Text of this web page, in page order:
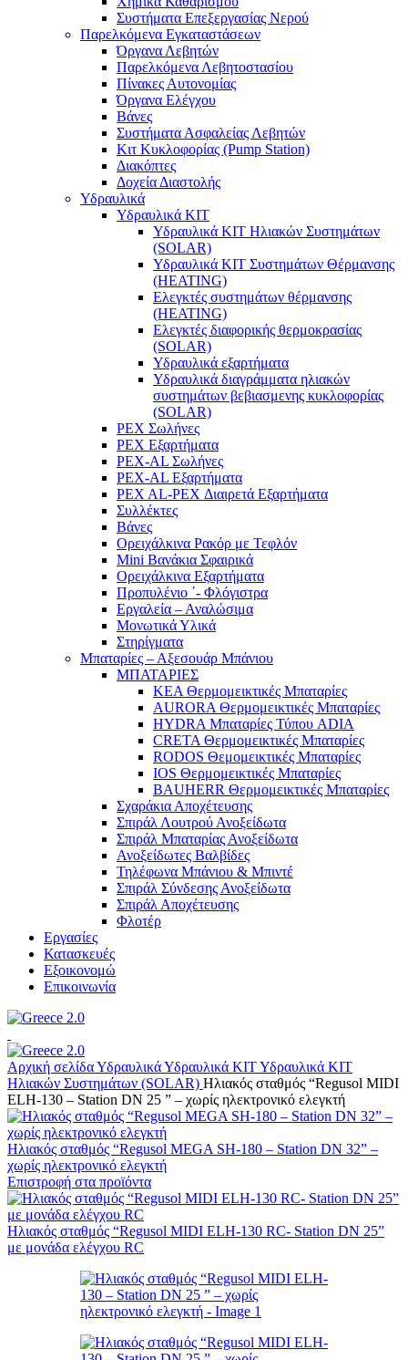
Συστήματα Επεξεργασίας Νερού
Παρελκόμενα Εγκαταστάσεων
Όργανα Λεβητών
Παρελκόμενα Λεβητοστασίου
Πίνακες Αυτονομίας
Όργανα Ελέγχου
Βάνες
Συστήματα Ασφαλείας Λεβητών
Κιτ Κυκλοφορίας (Pump Station)
Διακόπτες
Δοχεία Διαστολής
Υδραυλικά
Υδραυλικά ΚΙΤ
Υδραυλικά ΚΙΤ Ηλιακών Συστημάτων
(SOLAR)
Υδραυλικά ΚΙΤ Συστημάτων Θέρμανσης
(HEATING)
Ελεγκτές συστημάτων θέρμανσης
(ΗΕΑΤING)
Ελεγκτές διαφορικής θερμοκρασίας
(SOLAR)
Υδραυλικά εξαρτήματα
Υδραυλικά διαγράμματα ηλιακών
συστημάτων βεβιασμενης κυκλοφορίας
(SOLAR)
PEX Σωλήνες
PEX Εξαρτήματα
PEX-AL Σωλήνες
PEX-AL Εξαρτήματα
PEX AL-PEX Διαιρετά Εξαρτήματα
Συλλέκτες
Βάνες
Ορειχάλκινα Ρακόρ με Τεφλόν
Mini Βανάκια Σφαιρικά
Ορειχάλκινα Εξαρτήματα
Προπυλένιο ΄- Φλόγιστρα
Εργαλεία – Αναλώσιμα
Μονωτικά Υλικά
Στηρίγματα
Μπαταρίες – Αξεσουάρ Μπάνιου
ΜΠΑΤΑΡΙΕΣ
KEA Θερμομεικτικές Μπαταρίες
AURORA Θερμομεικτικές Μπαταρίες
HYDRA Μπαταρίες Τύπου ADIA
CRETA Θερμομεικτικές Μπαταρίες
RODOS Θεμομεικτικές Μπαταρίες
IOS Θερμομεικτικές Μπαταρίες
BAUHERR Θερμομεικτικές Μπαταρίες
Σχαράκια Αποχέτευσης
Σπιράλ Λουτρού Ανοξείδωτα
Σπιράλ Μπαταρίας Ανοξείδωτα
Ανοξείδωτες Βαλβίδες
Τηλέφωνα Μπάνιου & Μπιντέ
Σπιράλ Σύνδεσης Ανοξείδωτα
Σπιράλ Αποχέτευσης
Φλοτέρ
Εργασίες
Κατασκευές
Εξοικονομώ
Επικοινωνία
Αρχική σελίδαΥδραυλικάΥδραυλικά ΚΙΤΥδραυλικά ΚΙΤ
Ηλιακών Συστημάτων (SOLAR) Ηλιακός σταθμός “Regusol MIDI
ELH-130 – Station DN 25 ” – χωρίς ηλεκτρονικό ελεγκτή
Ηλιακός σταθμός “Regusol MEGA SH-180 – Station DN 32” –
χωρίς ηλεκτρονικό ελεγκτή
Επιστροφή στα προϊόντα
Ηλιακός σταθμός “Regusol MIDI ELH-130 RC- Station DN 25”
με μονάδα ελέγχου RC